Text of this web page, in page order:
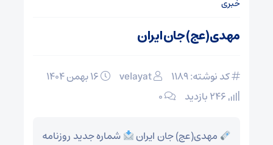
خبری
مهدی(عج) جان ایران
کد نوشته: 1189 velayat
۰
مهدی(عج) جان ایران
شماره جدید روزنامه